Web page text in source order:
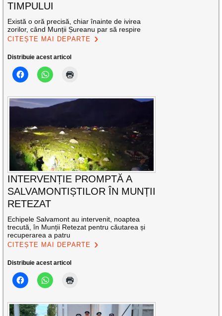
TIMPULUI
Există o oră precisă, chiar înainte de ivirea
zorilor, când Munții Șureanu par să respire
CITEȘTE MAI DEPARTE
Distribuie acest articol
INTERVENȚIE PROMPTĂ A
SALVAMONTIȘTILOR ÎN MUNȚII
RETEZAT
Echipele Salvamont au intervenit, noaptea
trecută, în Munții Retezat pentru căutarea și
recuperarea a patru
CITEȘTE MAI DEPARTE
Distribuie acest articol